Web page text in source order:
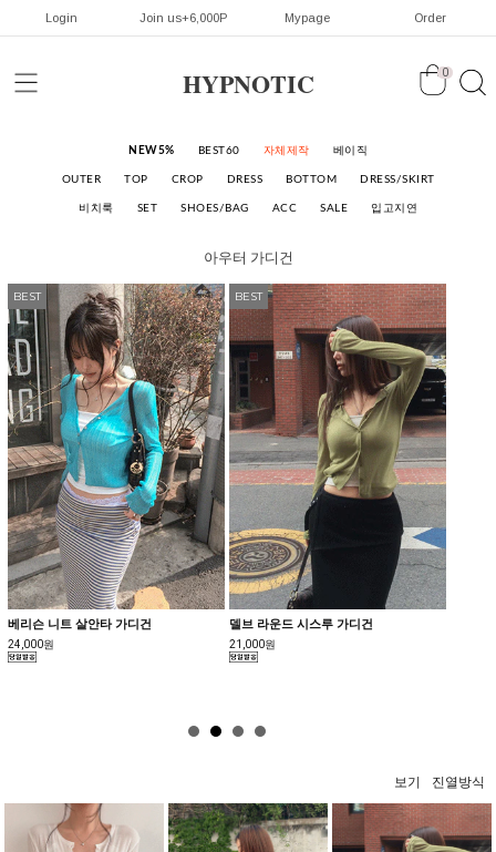
Login Join us+6,000P Mypage Order
HYPNOTIC 0
NEW5% BEST60 자체제작 베이직
OUTER TOP CROP DRESS BOTTOM DRESS/SKIRT
비치룩 SET SHOES/BAG ACC SALE 입고지연
아우터 가디건
BEST
베리슨 니트 살안타 가디건
24,000원
BEST
델브 라운드 시스루 가디건
21,000원
보기 진열방식